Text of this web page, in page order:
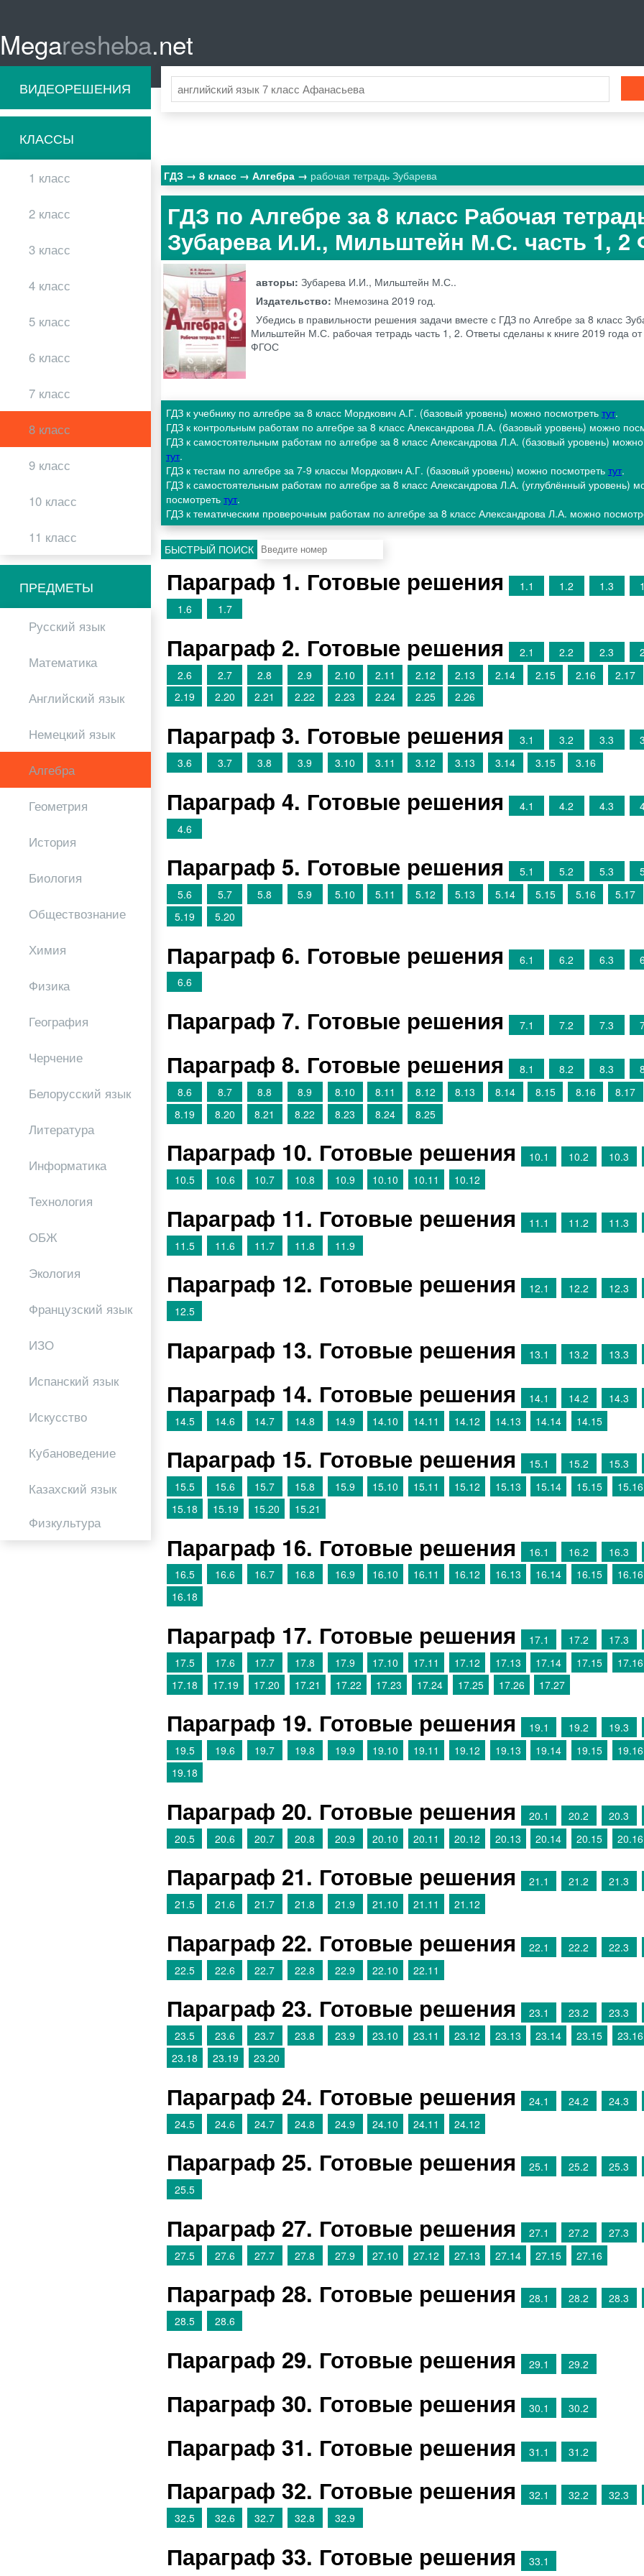
Megaresheba.net
ВИДЕОРЕШЕНИЯ
КЛАССЫ
1 класс
2 класс
3 класс
4 класс
5 класс
6 класс
7 класс
8 класс
9 класс
10 класс
11 класс
ПРЕДМЕТЫ
Русский язык
Математика
Английский язык
Немецкий язык
Алгебра
Геометрия
История
Биология
Обществознание
Химия
Физика
География
Черчение
Белорусский язык
Литература
Информатика
Технология
ОБЖ
Экология
Французский язык
ИЗО
Испанский язык
Искусство
Кубановедение
Казахский язык
Физкультура
ГДЗ 8 класс Алгебра рабочая тетрадь Зубарева
ГДЗ по Алгебре за 8 класс Рабочая
Зубарева И.И., Мильштейн М.С. часть 1,
авторы:Зубарева И.И., Мильштейн М.С..
Издательство: Мнемозина 2019 год.
Убедись в правильности решения задачи вместе с ГДЗ по Алгебре за 8 класс
Мильштейн М.С. рабочая тетрадь часть 1, 2. Ответы сделаны к книге 2019 года
ФГОС
ГДЗ к учебнику по алгебре за 8 класс Мордкович А.Г. (базовый уровень) можно посмотреть тут.
ГДЗ к контрольным работам по алгебре за 8 класс Александрова Л.А. (базовый уровень) можно
ГДЗ к самостоятельным работам по алгебре за 8 класс Александрова Л.А. (базовый уровень)
тут.
ГДЗ к тестам по алгебре за 7-9 классы Мордкович А.Г. (базовый уровень) можно посмотреть тут.
ГДЗ к самостоятельным работам по алгебре за 8 класс Александрова Л.А. (углублённый уровень)
посмотреть тут.
ГДЗ к тематическим проверочным работам по алгебре за 8 класс Александрова Л.А. можно
БЫСТРЫЙ ПОИСК
Параграф 1. Готовые решения 1.1 1.2 1.3
1.6
1.7
Параграф 2. Готовые решения 2.1 2.2 2.3
2.6
2.7 2.8 2.9 2.10 2.11 2.12 2.13 2.14 2.15 2.16 2.17
2.19
2.20 2.21 2.22 2.23 2.24 2.25 2.26
Параграф 3. Готовые решения 3.1 3.2 3.3
3.6
3.7 3.8 3.9 3.10 3.11 3.12 3.13 3.14 3.15 3.16
Параграф 4. Готовые решения 4.1 4.2 4.3
4.6
Параграф 5. Готовые решения 5.1 5.2 5.3
5.6
5.7 5.8 5.9 5.10 5.11 5.12 5.13 5.14 5.15 5.16 5.17
5.19
5.20
Параграф 6. Готовые решения 6.1 6.2 6.3
6.6
Параграф 7. Готовые решения 7.1 7.2 7.3
Параграф 8. Готовые решения 8.1 8.2 8.3
8.6
8.7 8.8 8.9 8.10 8.11 8.12 8.13 8.14 8.15 8.16 8.17
8.19
8.20 8.21 8.22 8.23 8.24 8.25
Параграф 10. Готовые решения 10.1 10.2 10.3
10.5
10.6 10.7 10.8 10.9 10.10 10.11 10.12
Параграф 11. Готовые решения 11.1 11.2 11.3
11.5
11.6 11.7 11.8 11.9
Параграф 12. Готовые решения 12.1 12.2 12.3
12.5
Параграф 13. Готовые решения 13.1 13.2 13.3
Параграф 14. Готовые решения 14.1 14.2 14.3
14.5
14.6 14.7 14.8 14.9 14.10 14.11 14.12 14.13 14.14 14.15
Параграф 15. Готовые решения 15.1 15.2 15.3
15.5
15.6 15.7 15.8 15.9 15.10 15.11 15.12 15.13 15.14 15.15 15.16
15.18
15.19 15.20 15.21
Параграф 16. Готовые решения 16.1 16.2 16.3
16.5
16.6 16.7 16.8 16.9 16.10 16.11 16.12 16.13 16.14 16.15 16.16
16.18
Параграф 17. Готовые решения 17.1 17.2 17.3
17.5
17.6 17.7 17.8 17.9 17.10 17.11 17.12 17.13 17.14 17.15 17.16
17.18
17.19 17.20 17.21 17.22 17.23 17.24 17.25 17.26 17.27
Параграф 19. Готовые решения 19.1 19.2 19.3
19.5
19.6 19.7 19.8 19.9 19.10 19.11 19.12 19.13 19.14 19.15 19.16
19.18
Параграф 20. Готовые решения 20.1 20.2 20.3
20.5
20.6 20.7 20.8 20.9 20.10 20.11 20.12 20.13 20.14 20.15 20.16
Параграф 21. Готовые решения 21.1 21.2 21.3
21.5
21.6 21.7 21.8 21.9 21.10 21.11 21.12
Параграф 22. Готовые решения 22.1 22.2 22.3
22.5
22.6 22.7 22.8 22.9 22.10 22.11
Параграф 23. Готовые решения 23.1 23.2 23.3
23.5
23.6 23.7 23.8 23.9 23.10 23.11 23.12 23.13 23.14 23.15 23.16
23.18
23.19 23.20
Параграф 24. Готовые решения 24.1 24.2 24.3
24.5
24.6 24.7 24.8 24.9 24.10 24.11 24.12
Параграф 25. Готовые решения 25.1 25.2 25.3
25.5
Параграф 27. Готовые решения 27.1 27.2 27.3
27.5
27.6 27.7 27.8 27.9 27.10 27.12 27.13 27.14 27.15 27.16
Параграф 28. Готовые решения 28.1 28.2 28.3
28.5
28.6
Параграф 29. Готовые решения 29.1 29.2
Параграф 30. Готовые решения 30.1 30.2
Параграф 31. Готовые решения 31.1 31.2
Параграф 32. Готовые решения 32.1 32.2 32.3
32.5
32.6 32.7 32.8 32.9
Параграф 33. Готовые решения 33.1